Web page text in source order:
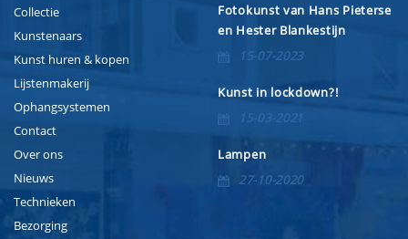
Collectie
Kunstenaars
Kunst huren & kopen
Lijstenmakerij
Ophangsystemen
Contact
Over ons
Nieuws
Technieken
Bezorging
Fotokunst van Hans Pieterse
en Hester Blankestijn
15-07-2023
Kunst in lockdown?!
15-03-2021
Lampen
27-10-2020